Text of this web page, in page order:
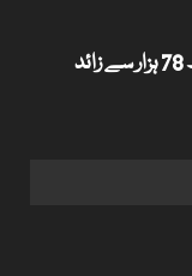
جنوبی افریقا سے ایک لاکھ 78 ہزار سے زائد